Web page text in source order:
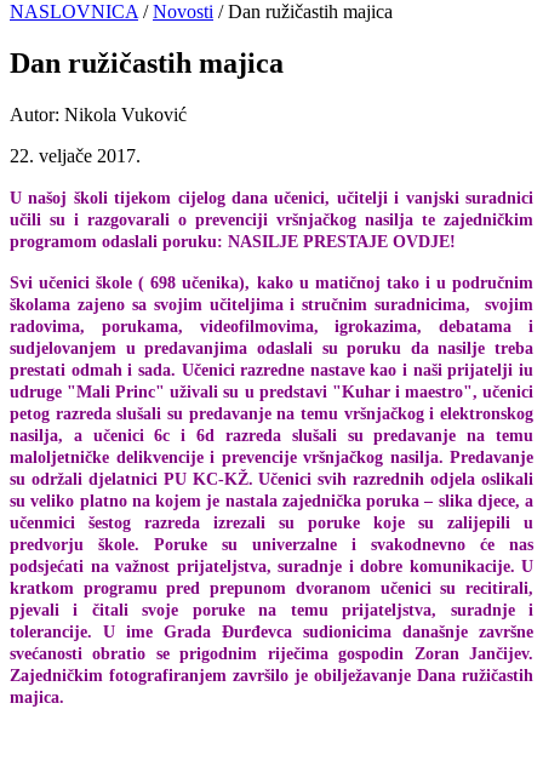
NASLOVNICA /Novosti / Dan ružičastih majica
Dan ružičastih majica
Autor: Nikola Vuković
22. veljače 2017.
U našoj školi tijekom cijelog dana učenici, učitelji i vanjski suradnici
učili su i razgovarali o prevenciji vršnjačkog nasilja te zajedničkim
programom odaslali poruku: NASILJE PRESTAJE OVDJE!
Svi učenici škole ( 698 učenika), kako u matičnoj tako i u područnim
školama zajeno sa svojim učiteljima i stručnim suradnicima, svojim
radovima, porukama, videofilmovima, igrokazima, debatama i
sudjelovanjem u predavanjima odaslali su poruku da nasilje treba
prestati odmah i sada. Učenici razredne nastave kao i naši prijatelji iu
udruge "Mali Princ" uživali su u predstavi "Kuhar i maestro", učenici
petog razreda slušali su predavanje na temu vršnjačkog i elektronskog
nasilja, a učenici 6c i 6d razreda slušali su predavanje na temu
maloljetničke delikvencije i prevencije vršnjačkog nasilja. Predavanje
su održali djelatnici PU KC-KŽ. Učenici svih razrednih odjela oslikali
su veliko platno na kojem je nastala zajednička poruka – slika djece, a
učenmici šestog razreda izrezali su poruke koje su zalijepili u
predvorju škole. Poruke su univerzalne i svakodnevno će nas
podsjećati na važnost prijateljstva, suradnje i dobre komunikacije. U
kratkom programu pred prepunom dvoranom učenici su recitirali,
pjevali i čitali svoje poruke na temu prijateljstva, suradnje i
tolerancije. U ime Grada Đurđevca sudionicima današnje završne
svećanosti obratio se prigodnim riječima gospodin Zoran Jančijev.
Zajedničkim fotografiranjem završilo je obilježavanje Dana ružičastih
majica.